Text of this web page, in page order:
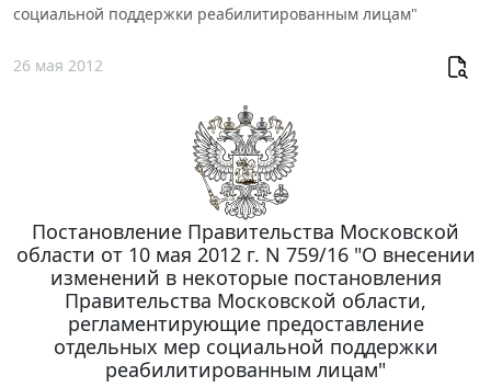
социальной поддержки реабилитированным лицам"
26 мая 2012
Постановление Правительства Московской
области от 10 мая 2012 г. N 759/16 "О внесении
изменений в некоторые постановления
Правительства Московской области,
регламентирующие предоставление
отдельных мер социальной поддержки
реабилитированным лицам"